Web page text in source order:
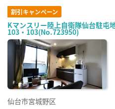
割引キャンペーン
Kマンスリー陸上自衛隊仙台駐屯
103・103(No.723950)
仙台市宮城野区